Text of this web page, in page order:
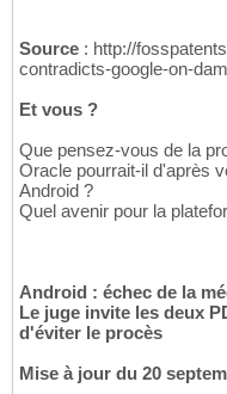
Source : http://
contradicts-google-on-
Et vous ?
Que pensez-vous de la
Oracle pourrait-il d'après
Android ?
Quel avenir pour la
Android : échec de la
Le juge invite les deux
d'éviter le procès
Mise à jour du 20